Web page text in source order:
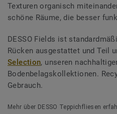
Texturen organisch
schöne Räume, die besser
DESSO Fields ist
Rücken ausgestattet und Teil
Selection, unseren
Bodenbelagskollektionen.
Gebrauch.
Mehr über DESSO Teppichfliesen